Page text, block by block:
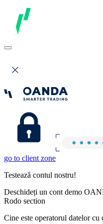
go to client zone
Testează contul nostru!
Deschideți un cont demo
Rodo section
Cine este operatorul datelor cu